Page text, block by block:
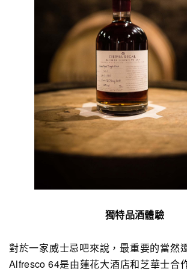
獨特品酒體驗
對於一家威士忌吧來說，最重要的當然
Alfresco 64是由蓮花大酒店和芝華士合